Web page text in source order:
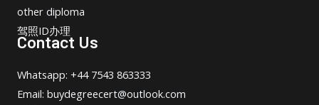
other diploma
驾照ID办理
Contact Us
Whatsapp: +44 7543 863333
Email: buydegreecert@outlook.com